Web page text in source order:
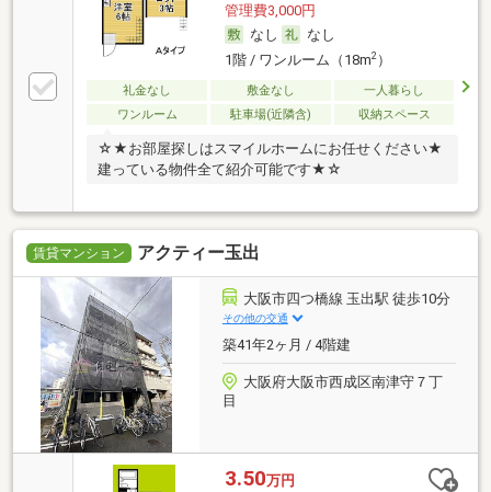
管理費3,000円
なし
なし
1階 / ワンルーム（18m2）
礼金なし 敷金なし
一人暮らし
ワンルーム
駐車場(近隣含) 収納スペース
☆★お部屋探しはスマイルホームにお任せください★
建っている物件全て紹介可能です★☆
賃貸マンション アクティー玉出
大阪市四つ橋線 玉出駅 徒歩10分
その他の交通
築41年2ヶ月 / 4階建
大阪府大阪市西成区南津守７丁
目
3.50万円